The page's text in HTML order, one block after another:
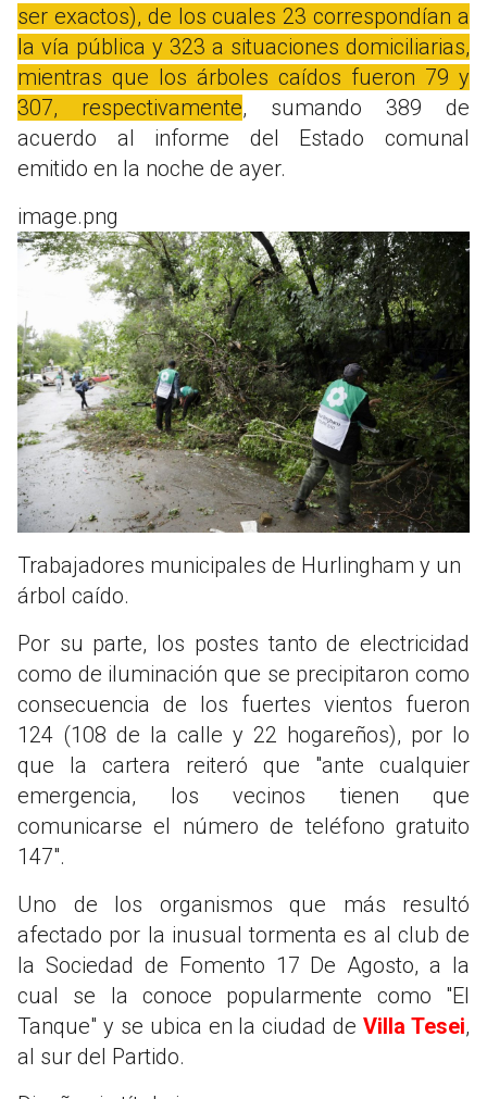
ser exactos), de los cuales 23 correspondían a
la vía pública y 323 a situaciones domiciliarias,
mientras que los árboles caídos fueron 79 y
307, respectivamente, sumando 389 de
acuerdo al informe del Estado comunal
emitido en la noche de ayer.
image.png
Trabajadores municipales de Hurlingham y un
árbol caído.
Por su parte, los postes tanto de electricidad
como de iluminación que se precipitaron como
consecuencia de los fuertes vientos fueron
124 (108 de la calle y 22 hogareños), por lo
que la cartera reiteró que "ante cualquier
emergencia, los vecinos tienen que
comunicarse el número de teléfono gratuito
147".
Uno de los organismos que más resultó
afectado por la inusual tormenta es al club de
la Sociedad de Fomento 17 De Agosto, a la
cual se la conoce popularmente como "El
Tanque" y se ubica en la ciudad deVilla Tesei,
al sur del Partido.